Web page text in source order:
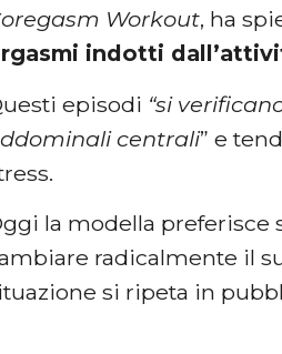
Workout, ha
indotti
episodi “si
centrali” e
la modella preferisce
radicalmente il
si ripeta in